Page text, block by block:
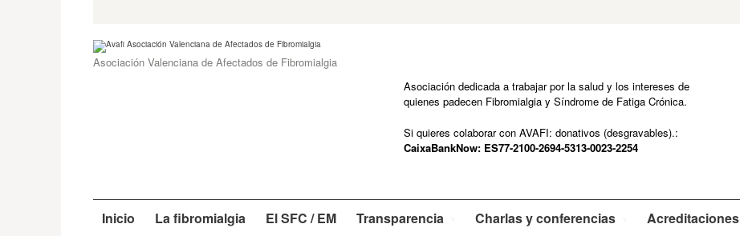
Asociación Valenciana de Afectados de Fibromialgia
Asociación dedicada a trabajar por la salud y los intereses de
quienes padecen Fibromialgia y Síndrome de Fatiga Crónica.
Si quieres colaborar con AVAFI: donativos (desgravables).:
CaixaBankNow: ES77-2100-2694-5313-0023-2254
Inicio La fibromialgia El SFC / EM Transparencia Charlas y conferencias Acreditaciones